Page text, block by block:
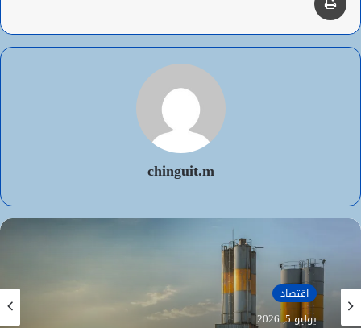
chinguit.m
اقتصاد
يوليو 5, 2026